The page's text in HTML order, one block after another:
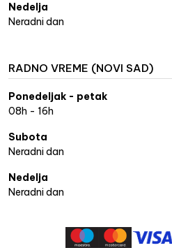
Nedelja
Neradni dan
RADNO VREME (NOVI SAD)
Ponedeljak - petak
08h - 16h
Subota
Neradni dan
Nedelja
Neradni dan